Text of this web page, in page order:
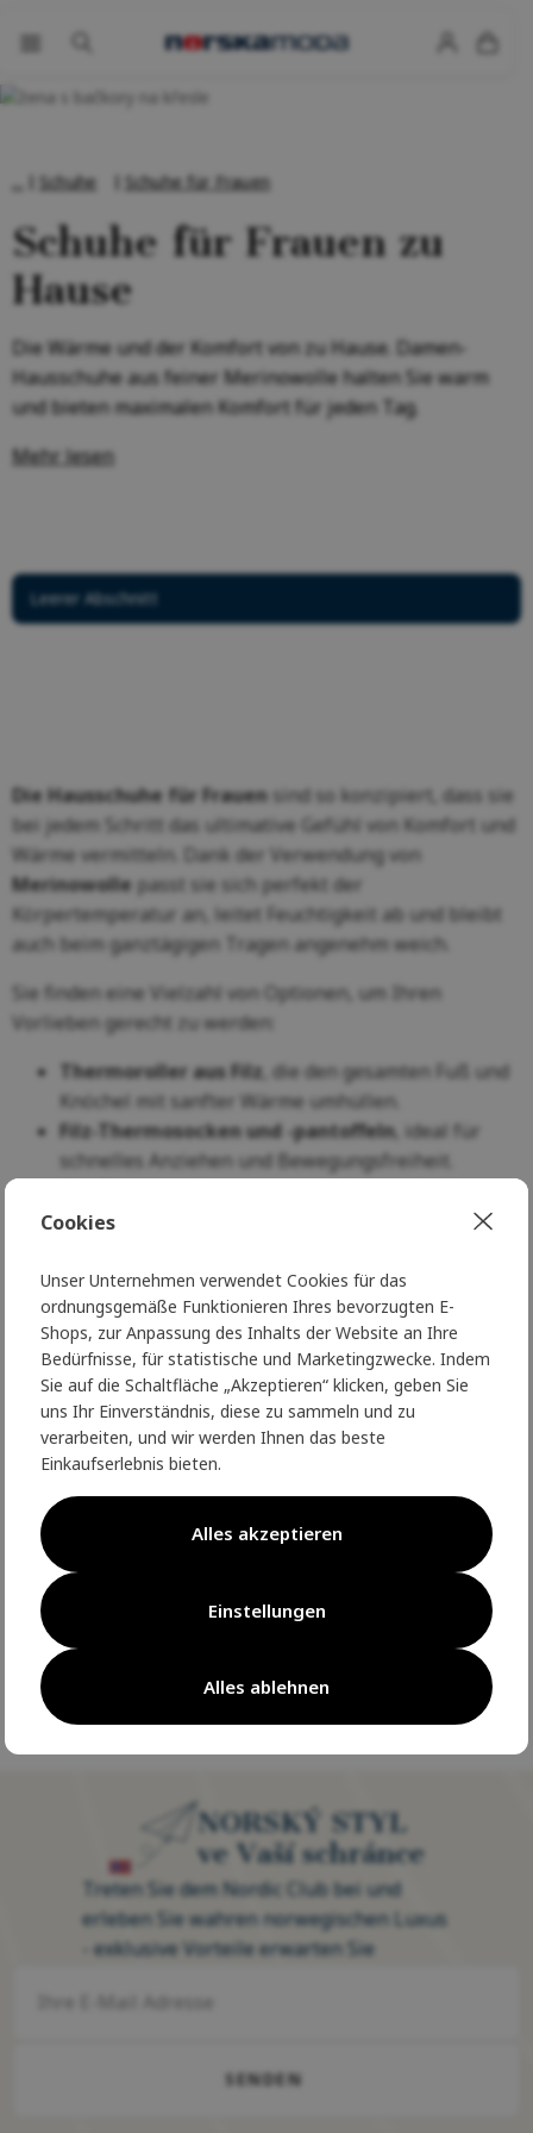
Schuhe Schuhe für Frauen
Schuhe für Frauen zu
Hause
Die Wärme und der Komfort von zu Hause. Damen-
Hausschuhe aus feiner Merinowolle halten Sie warm
und bieten maximalen Komfort für jeden Tag.
Mehr lesen
Leerer Abschnitt
Die Hausschuhe für Frauen sind so konzipiert, dass sie
bei jedem Schritt das ultimative Gefühl von Komfort und
Wärme vermitteln. Dank der Verwendung von
Merinowolle passt sie sich perfekt der
Körpertemperatur an, leitet Feuchtigkeit ab und bleibt
auch beim ganztägigen Tragen angenehm weich.
Sie finden eine Vielzahl von Optionen, um Ihren
Vorlieben gerecht zu werden:
Thermoroller aus Filz , die den gesamten Fuß und
Knöchel mit sanfter Wärme umhüllen.
Filz-Thermosocken und -pantoffeln, ideal für
schnelles Anziehen und Bewegungsfreiheit.
vor Feuchtigkeit schützen und für kältere Böden
Jedes Modell ist ausfeinster Merinowollegefertigt, die
langlebig, atmungsaktiv und natürlich antibakteriell ist.
So bleiben die Schuhe auch bei täglichem Gebrauch
frisch und bequem.
Die Damen-Hausschuhe von Norwegian Fashion sind
nicht nur ein praktisches Accessoire, sondern auch ein
Garant für Gemütlichkeit und Luxus, den Sie sich
jeden Tag in Ihrem Zuhause gönnen können.
Seit 20 Jahren glänzen wir für Sie
auf Ihrer Reise durch die Natur
Seit 20 Jahren glänzen wir
auf Ihrer Reise durch die
NORSKÝ STYL
ve Vaší schránce
Treten Sie dem Nordic Club bei und
erleben Sie wahren norwegischen Luxus
- exklusive Vorteile erwarten Sie
SENDEN
Cookies
Unser Unternehmen verwendet Cookies für das
ordnungsgemäße Funktionieren Ihres bevorzugten E-
Shops, zur Anpassung des Inhalts der Website an Ihre
Bedürfnisse, für statistische und Marketingzwecke. Indem
Sie auf die Schaltfläche „Akzeptieren“ klicken, geben Sie
uns Ihr Einverständnis, diese zu sammeln und zu
verarbeiten, und wir werden Ihnen das beste
Einkaufserlebnis bieten.
Alles ablehnen
Einstellungen
Alles akzeptieren